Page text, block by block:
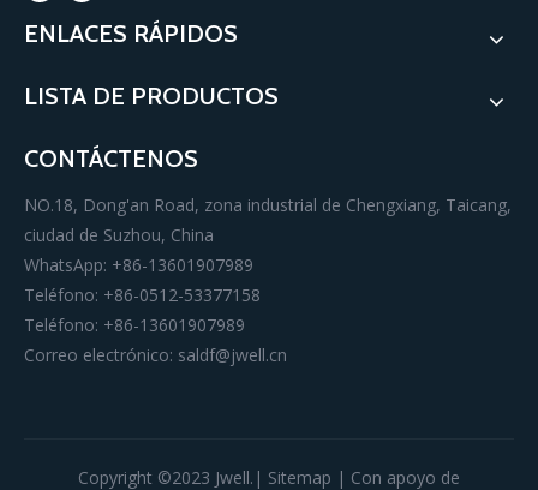
ENLACES RÁPIDOS
LISTA DE PRODUCTOS
CONTÁCTENOS
NO.18, Dong'an Road, zona industrial de Chengxiang, Taicang,
ciudad de Suzhou, China
WhatsApp: +86-13601907989
Teléfono: +86-0512-53377158
Teléfono: +86-13601907989
Correo electrónico: saldf@jwell.cn
Copyright ©️2023 Jwell.| Sitemap | Con apoyo de